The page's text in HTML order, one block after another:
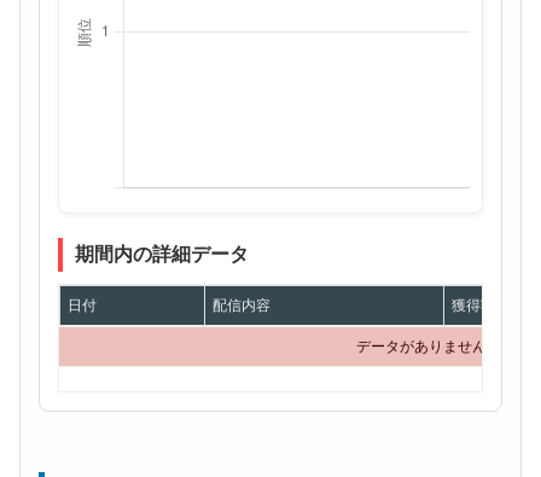
期間内の詳細データ
日付 配信内容 獲得額
データがありません